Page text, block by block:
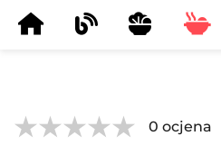


 0 ocjena